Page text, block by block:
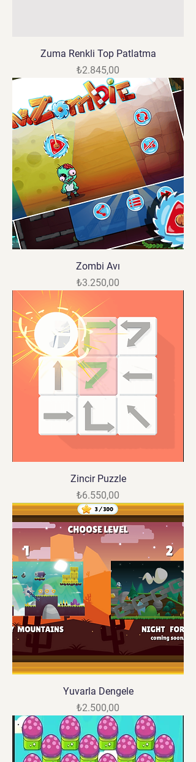
Zuma Renkli Top Patlatma
Fiyat
₺2.845,00
Zombi Avı
Fiyat
₺3.250,00
Zincir Puzzle
Fiyat
₺6.550,00
Yuvarla Dengele
Fiyat
₺2.500,00